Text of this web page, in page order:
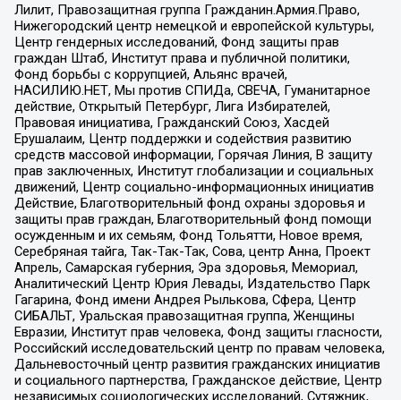
Лилит, Правозащитная группа Гражданин.Армия.Право,
Нижегородский центр немецкой и европейской культуры,
Центр гендерных исследований, Фонд защиты прав
граждан Штаб, Институт права и публичной политики,
Фонд борьбы с коррупцией, Альянс врачей,
НАСИЛИЮ.НЕТ, Мы против СПИДа, СВЕЧА, Гуманитарное
действие, Открытый Петербург, Лига Избирателей,
Правовая инициатива, Гражданский Союз, Хасдей
Ерушалаим, Центр поддержки и содействия развитию
средств массовой информации, Горячая Линия, В защиту
прав заключенных, Институт глобализации и социальных
движений, Центр социально-информационных инициатив
Действие, Благотворительный фонд охраны здоровья и
защиты прав граждан, Благотворительный фонд помощи
осужденным и их семьям, Фонд Тольятти, Новое время,
Серебряная тайга, Так-Так-Так, Сова, центр Анна, Проект
Апрель, Самарская губерния, Эра здоровья, Мемориал,
Аналитический Центр Юрия Левады, Издательство Парк
Гагарина, Фонд имени Андрея Рылькова, Сфера, Центр
СИБАЛЬТ, Уральская правозащитная группа, Женщины
Евразии, Институт прав человека, Фонд защиты гласности,
Российский исследовательский центр по правам человека,
Дальневосточный центр развития гражданских инициатив
и социального партнерства, Гражданское действие, Центр
независимых социологических исследований, Сутяжник,